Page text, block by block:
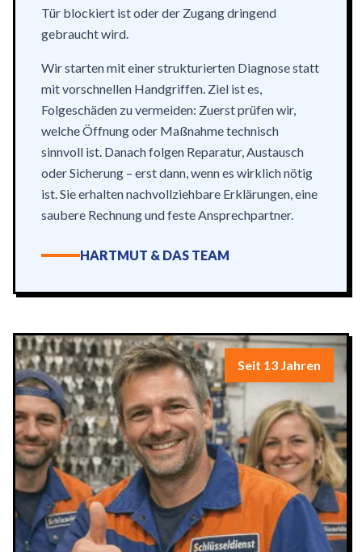
Tür blockiert ist oder der Zugang dringend
gebraucht wird.
Wir starten mit einer strukturierten Diagnose statt
mit vorschnellen Handgriffen. Ziel ist es,
Folgeschäden zu vermeiden: Zuerst prüfen wir,
welche Öffnung oder Maßnahme technisch
sinnvoll ist. Danach folgen Reparatur, Austausch
oder Sicherung – erst dann, wenn es wirklich nötig
ist. Sie erhalten nachvollziehbare Erklärungen, eine
saubere Rechnung und feste Ansprechpartner.
HARTMUT & DAS TEAM
Seit 13 Jahren